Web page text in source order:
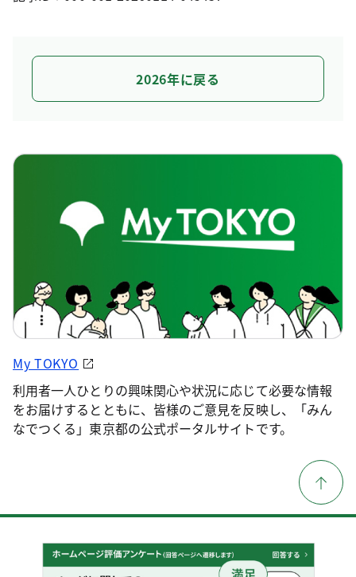
2026年に戻る
My TOKYO
利用者一人ひとりの興味関心や状況に応じて必要な情報
をお届けするとともに、皆様のご意見を反映し、「みん
なでつくる」東京都の公式ポータルサイトです。